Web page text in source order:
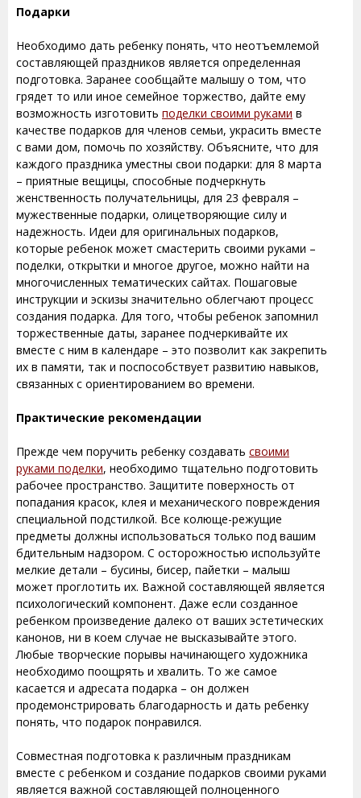
Подарки
Необходимо дать ребенку понять, что неотъемлемой
составляющей праздников является определенная
подготовка. Заранее сообщайте малышу о том, что
грядет то или иное семейное торжество, дайте ему
возможность изготовить поделки своими руками в
качестве подарков для членов семьи, украсить вместе
с вами дом, помочь по хозяйству. Объясните, что для
каждого праздника уместны свои подарки: для 8 марта
– приятные вещицы, способные подчеркнуть
женственность получательницы, для 23 февраля –
мужественные подарки, олицетворяющие силу и
надежность. Идеи для оригинальных подарков,
которые ребенок может смастерить своими руками –
поделки, открытки и многое другое, можно найти на
многочисленных тематических сайтах. Пошаговые
инструкции и эскизы значительно облегчают процесс
создания подарка. Для того, чтобы ребенок запомнил
торжественные даты, заранее подчеркивайте их
вместе с ним в календаре – это позволит как закрепить
их в памяти, так и поспособствует развитию навыков,
связанных с ориентированием во времени.
Практические рекомендации
Прежде чем поручить ребенку создавать своими
руками поделки, необходимо тщательно подготовить
рабочее пространство. Защитите поверхность от
попадания красок, клея и механического повреждения
специальной подстилкой. Все колюще-режущие
предметы должны использоваться только под вашим
бдительным надзором. С осторожностью используйте
мелкие детали – бусины, бисер, пайетки – малыш
может проглотить их. Важной составляющей является
психологический компонент. Даже если созданное
ребенком произведение далеко от ваших эстетических
канонов, ни в коем случае не высказывайте этого.
Любые творческие порывы начинающего художника
необходимо поощрять и хвалить. То же самое
касается и адресата подарка – он должен
продемонстрировать благодарность и дать ребенку
понять, что подарок понравился.
Совместная подготовка к различным праздникам
вместе с ребенком и создание подарков своими руками
является важной составляющей полноценного